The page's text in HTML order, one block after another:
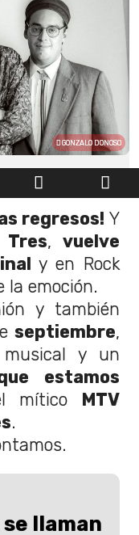
GONZALO DONOSO
regresos! Y
Tres,vuelve
y en Rock
la emoción.
y también
septiembre,
musical y un
estamos
mítico MTV
.
llaman